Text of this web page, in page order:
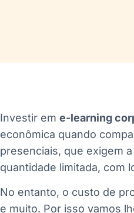
Investir em e-learning
econômica quando
presenciais, que exigem
quantidade limitada, com
No entanto, o custo de
e muito. Por isso vamos